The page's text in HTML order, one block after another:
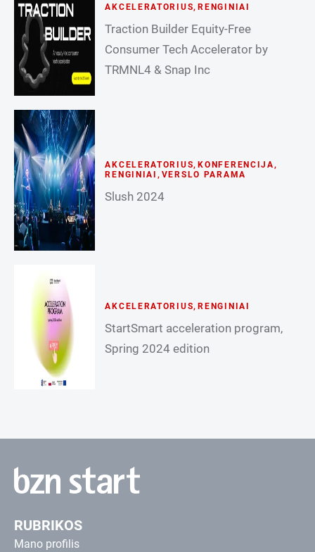
AKCELERATORIUS, RENGINIAI
Traction Builder Equity-Free
Consumer Tech Accelerator by
TRMNL4 & Snap Inc
AKCELERATORIUS, KONFERENCIJA,
RENGINIAI , VERSLO PARAMA
Slush 2024
AKCELERATORIUS, RENGINIAI
StartSmart acceleration program,
Spring 2024 edition
RUBRIKOS
Mano profilis